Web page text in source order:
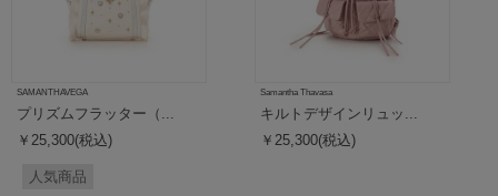
SAMANTHAVEGA
プリズムフラッター（...
￥25,300(税込)
人気商品
Samantha Thavasa
キルトデザインリュッ...
￥25,300(税込)